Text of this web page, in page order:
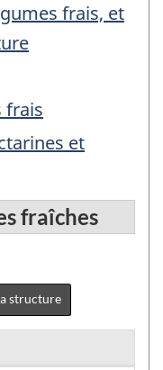
frais, et
frais
et
fraîches
structure